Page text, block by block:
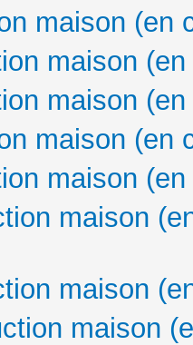
maison (en
maison
maison
maison (en
maison
maison
maison
maison